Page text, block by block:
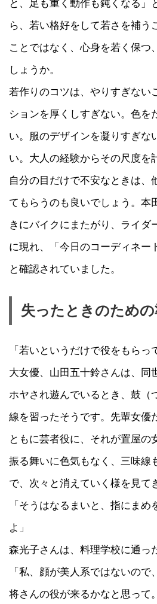
と、足も重く動作も鈍くなる」
ら、若い格好をして若さを補う
ことではなく、心身を若く保つ
しょうか。
若作りのコツは、やりすぎない
ションを厚くしすぎない。色を
い。服のデザインを凝りすぎな
い。大人の経験からその尺度を
自分の目だけで不安なときは、
てもらうのも良いでしょう。本
きにバイクにまたがり、ライダ
に現れ、「今日のコーディネー
と確認されていました。
失ったときのため
「若いというだけで役をもら
大女優、山田五十鈴さんは、同
ホヤされ遊んでいるとき、鼓（
線を習ったそうです。先輩女優
ともに芸者役に、それが置屋の
振る舞いに色気もなく、三味線
で、次々と消えていく様を見て
「そうはなるまいと、指にま
よ」
森光子さんは、料理学校に通っ
「私、顔が美人系ではないの
将さんの役が来るかなと思って